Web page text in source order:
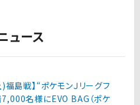
ュース
福島戦】“ポケモンＪリーグフ
名様にEVO BAG（ポケ